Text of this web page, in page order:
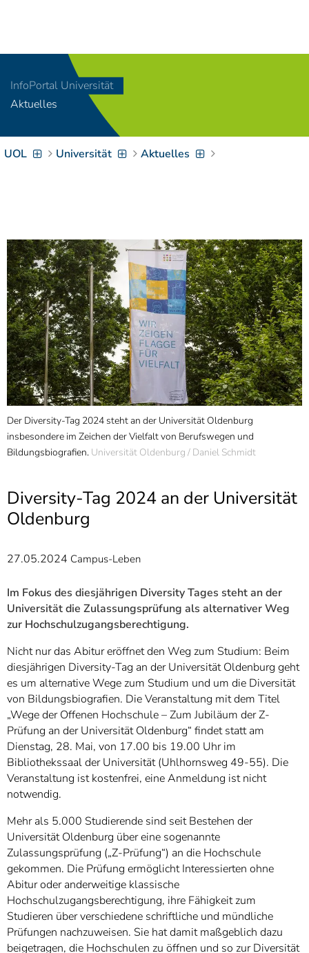
[Access-Key 8
Zum Inhalt springen
Zur Suche springen
[Access-Key 4]
Zur Hauptnavigation
9]
Zur
Brotkrumennavigation
springen[Access-Key
7]
Informationen zur
Barrierefreiheit
InfoPortal Universität
Aktuelles
UOL Universität Aktuelles
Der Diversity-Tag 2024 steht an der Universität Oldenburg
insbesondere im Zeichen der Vielfalt von Berufswegen und
Bildungsbiografien. Universität Oldenburg / Daniel Schmidt
Diversity-Tag 2024 an der Universität
Oldenburg
27.05.2024 Campus-Leben
Im Fokus des diesjährigen Diversity Tages steht an der
Universität die Zulassungsprüfung als alternativer Weg
zur Hochschulzugangsberechtigung.
Nicht nur das Abitur eröffnet den Weg zum Studium: Beim
diesjährigen Diversity-Tag an der Universität Oldenburg geht
es um alternative Wege zum Studium und um die Diversität
von Bildungsbiografien. Die Veranstaltung mit dem Titel
„Wege der Offenen Hochschule – Zum Jubiläum der Z-
Prüfung an der Universität Oldenburg“ findet statt am
Dienstag, 28. Mai, von 17.00 bis 19.00 Uhr im
Bibliothekssaal der Universität (Uhlhornsweg 49-55). Die
Veranstaltung ist kostenfrei, eine Anmeldung ist nicht
notwendig.
Mehr als 5.000 Studierende sind seit Bestehen der
Universität Oldenburg über eine sogenannte
Zulassungsprüfung („Z-Prüfung“) an die Hochschule
gekommen. Die Prüfung ermöglicht Interessierten ohne
Abitur oder anderweitige klassische
Hochschulzugangsberechtigung, ihre Fähigkeit zum
Studieren über verschiedene schriftliche und mündliche
Prüfungen nachzuweisen. Sie hat damit maßgeblich dazu
beigetragen, die Hochschulen zu öffnen und so zur Diversität